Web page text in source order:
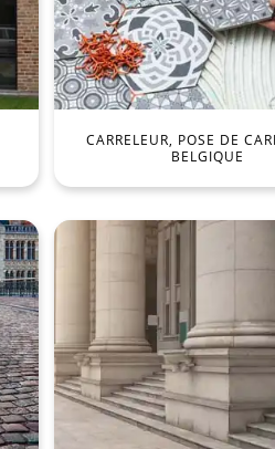
CARRELEUR, POSE DE
BELGIQUE